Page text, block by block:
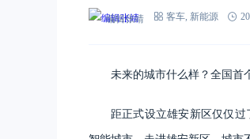
编辑张靖 客车 新能源
未来的城市什么样？全国
距正式设立雄安新区仅仅